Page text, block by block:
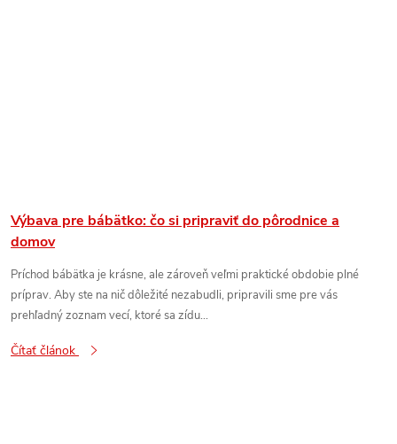
Výbava pre bábätko: čo si pripraviť do pôrodnice a
domov
Príchod bábätka je krásne, ale zároveň veľmi praktické obdobie plné
príprav. Aby ste na nič dôležité nezabudli, pripravili sme pre vás
prehľadný zoznam vecí, ktoré sa zídu...
Čítať článok